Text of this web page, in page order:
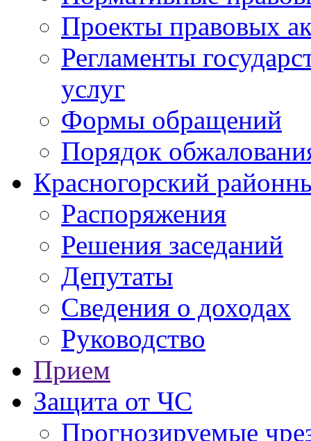
Проекты правовых
Регламенты
услуг
Формы обращений
Порядок
Красногорский
Распоряжения
Решения заседаний
Депутаты
Сведения о доходах
Руководство
Прием
Защита от ЧС
Прогнозируемые